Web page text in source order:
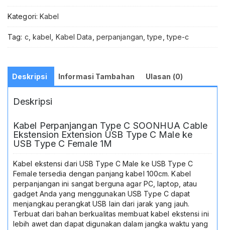
1
Original
Type
To
Solusi
Praktis
Jangkauan
Kabel
Data
Lebih
Panjang
Dan
Aman
Kualitas
Handal
Kategori: Kabel
Tag: c kabel Kabel Data perpanjangan ,type ,type-c
Deskripsi Informasi Tambahan Ulasan (0)
Deskripsi
Kabel Perpanjangan Type C SOONHUA Cable
Ekstension Extension USB Type C Male ke
USB Type C Female 1M
Kabel ekstensi dari USB Type C Male ke USB Type C
Female tersedia dengan panjang kabel 100cm. Kabel
perpanjangan ini sangat berguna agar PC, laptop, atau
gadget Anda yang menggunakan USB Type C dapat
menjangkau perangkat USB lain dari jarak yang jauh.
Terbuat dari bahan berkualitas membuat kabel ekstensi ini
lebih awet dan dapat digunakan dalam jangka waktu yang